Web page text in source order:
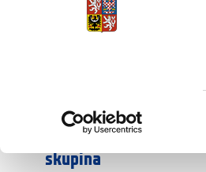
Úvodní stránka
republika
skupina